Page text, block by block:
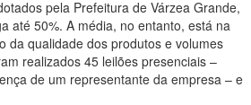
pela Prefeitura de Várzea Grande,
até 50%. A média, no entanto, está na
da qualidade dos produtos e volumes
realizados 45 leilões presenciais –
de um representante da empresa – e